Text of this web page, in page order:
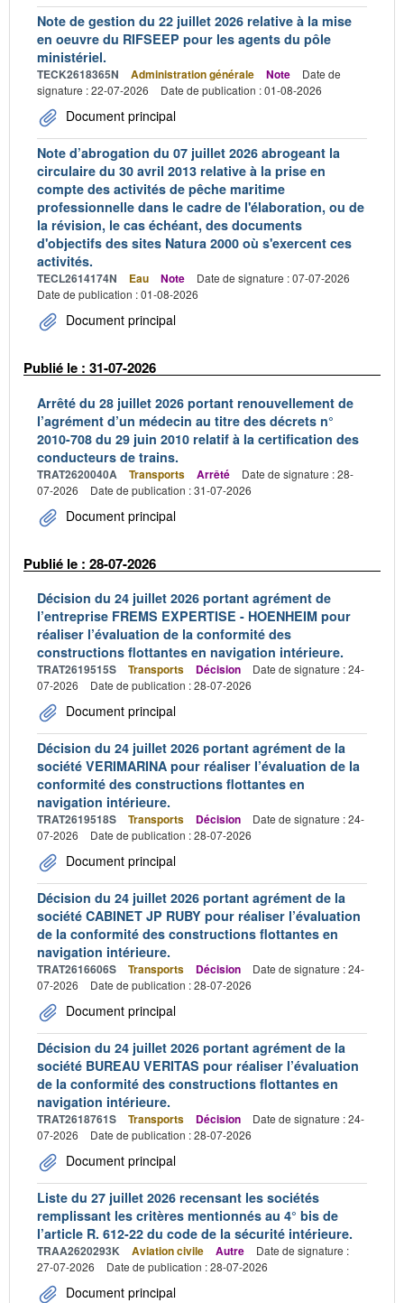
Note de gestion du 22 juillet 2026 relative à la mise
en oeuvre du RIFSEEP pour les agents du pôle
ministériel.
TECK2618365N Administration générale Note
Date de
signature : 22-07-2026
Date de publication : 01-08-2026
Document principal
Note d’abrogation du 07 juillet 2026 abrogeant la
circulaire du 30 avril 2013 relative à la prise en
compte des activités de pêche maritime
professionnelle dans le cadre de l'élaboration, ou de
la révision, le cas échéant, des documents
d'objectifs des sites Natura 2000 où s'exercent ces
activités.
TECL2614174N Eau Note
Date de signature : 07-07-2026
Date de publication : 01-08-2026
Document principal
Publié le : 31-07-2026
Arrêté du 28 juillet 2026 portant renouvellement de
l’agrément d’un médecin au titre des décrets n°
2010-708 du 29 juin 2010 relatif à la certification des
conducteurs de trains.
TRAT2620040A Transports Arrêté
Date de signature : 28-
07-2026
Date de publication : 31-07-2026
Document principal
Publié le : 28-07-2026
Décision du 24 juillet 2026 portant agrément de
l’entreprise FREMS EXPERTISE - HOENHEIM pour
réaliser l’évaluation de la conformité des
constructions flottantes en navigation intérieure.
TRAT2619515S Transports Décision
Date de signature : 24-
07-2026
Date de publication : 28-07-2026
Document principal
Décision du 24 juillet 2026 portant agrément de la
société VERIMARINA pour réaliser l’évaluation de la
conformité des constructions flottantes en
navigation intérieure.
TRAT2619518S Transports Décision
Date de signature : 24-
07-2026
Date de publication : 28-07-2026
Document principal
Décision du 24 juillet 2026 portant agrément de la
société CABINET JP RUBY pour réaliser l’évaluation
de la conformité des constructions flottantes en
navigation intérieure.
TRAT2616606S Transports Décision
Date de signature : 24-
07-2026
Date de publication : 28-07-2026
Document principal
Décision du 24 juillet 2026 portant agrément de la
société BUREAU VERITAS pour réaliser l’évaluation
de la conformité des constructions flottantes en
navigation intérieure.
TRAT2618761S Transports Décision
Date de signature : 24-
07-2026
Date de publication : 28-07-2026
Document principal
Liste du 27 juillet 2026 recensant les sociétés
remplissant les critères mentionnés au 4° bis de
l’article R. 612-22 du code de la sécurité intérieure.
TRAA2620293K Aviation civile Autre
Date de signature :
27-07-2026
Date de publication : 28-07-2026
Document principal